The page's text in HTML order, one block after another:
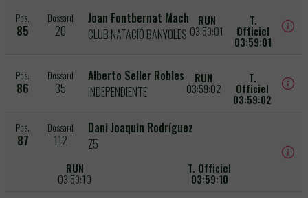
Pos.
85
Dossard
20
Joan Fontbernat Mach
CLUB NATACIÓ BANYOLES
RUN
03:59:01
T.
Officiel
03:59:01
Pos.
86
Dossard
35
Alberto Seller Robles
INDEPENDIENTE
RUN
03:59:02
T.
Officiel
03:59:02
Pos.
87
Dossard
112
Dani Joaquin Rodríguez
Z5
RUN
03:59:10
T. Officiel
03:59:10